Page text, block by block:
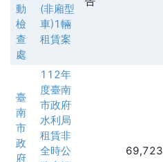
動
檢
查
處
(非廂型
車)1輛
租賃案
臺
南
市
政
府
112年
度臺南
市政府
水利局
租賃非
全時公
69,723